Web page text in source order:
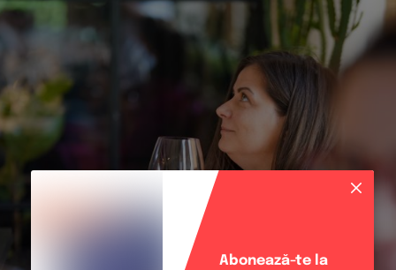
Abonează-te la